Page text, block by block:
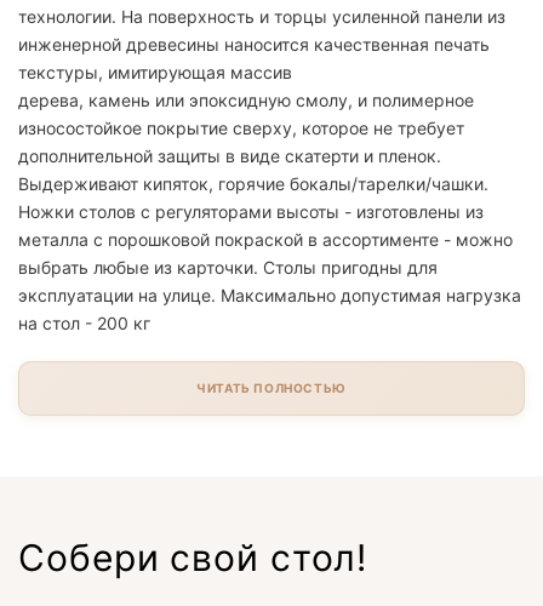
технологии. На поверхность и торцы усиленной панели из
инженерной древесины наносится качественная печать
текстуры, имитирующая массив
дерева, камень или эпоксидную смолу, и полимерное
износостойкое покрытие сверху, которое не требует
дополнительной защиты в виде скатерти и пленок.
Выдерживают кипяток, горячие бокалы/тарелки/чашки.
Ножки столов с регуляторами высоты - изготовлены из
металла с порошковой покраской в ассортименте - можно
выбрать любые из карточки. Столы пригодны для
эксплуатации на улице. Максимально допустимая нагрузка
на стол - 200 кг
ЧИТАТЬ ПОЛНОСТЬЮ
Собери свой стол!